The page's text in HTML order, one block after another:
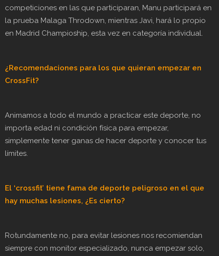
competiciones en las que participaran, Manu participará en
la prueba Malaga Throdown, mientras Javi, hará lo propio
en Madrid Champioship, esta vez en categoría individual.
¿Recomendaciones para los que quieran empezar en
CrossFit?
Animamos a todo el mundo a practicar este deporte, no
importa edad ni condición física para empezar,
simplemente tener ganas de hacer deporte y conocer tus
límites.
El ‘crossfit’ tiene fama de deporte peligroso en el que
hay muchas lesiones, ¿Es cierto?
Rotundamente no, para evitar lesiones nos recomiendan
siempre con monitor especializado, nunca empezar solo,